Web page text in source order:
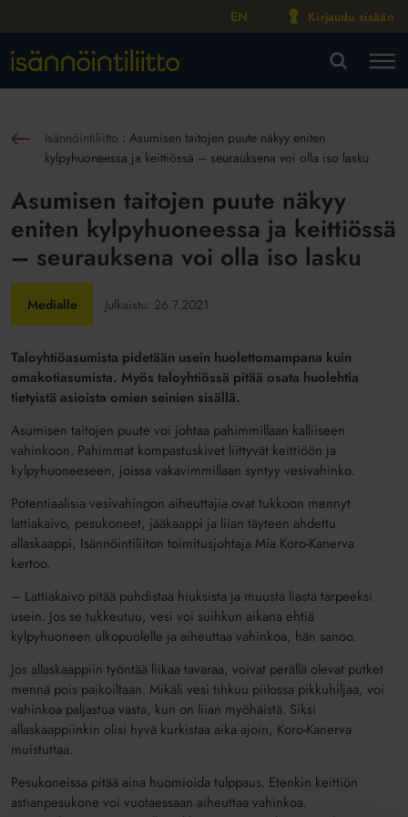
EN Kirjaudu sisään
Isännöintiliitto :Asumisen taitojen puute näkyy eniten
kylpyhuoneessa ja keittiössä – seurauksena voi olla iso lasku
Asumisen taitojen puute näkyy
eniten kylpyhuoneessa ja keittiössä
– seurauksena voi olla iso lasku
Medialle Julkaistu: 26.7.2021
Taloyhtiöasumista pidetään usein huolettomampana kuin
omakotiasumista. Myös taloyhtiössä pitää osata huolehtia
tietyistä asioista omien seinien sisällä.
Asumisen taitojen puute voi johtaa pahimmillaan kalliiseen
vahinkoon. Pahimmat kompastuskivet liittyvät keittiöön ja
kylpyhuoneeseen, joissa vakavimmillaan syntyy vesivahinko.
Potentiaalisia vesivahingon aiheuttajia ovat tukkoon mennyt
lattiakaivo, pesukoneet, jääkaappi ja liian täyteen ahdettu
allaskaappi, Isännöintiliiton toimitusjohtaja Mia Koro-Kanerva
kertoo.
– Lattiakaivo pitää puhdistaa hiuksista ja muusta liasta tarpeeksi
usein. Jos se tukkeutuu, vesi voi suihkun aikana ehtiä
kylpyhuoneen ulkopuolelle ja aiheuttaa vahinkoa, hän sanoo.
Jos allaskaappiin työntää liikaa tavaraa, voivat perällä olevat putket
mennä pois paikoiltaan. Mikäli vesi tihkuu piilossa pikkuhiljaa, voi
vahinkoa paljastua vasta, kun on liian myöhäistä. Siksi
allaskaappiinkin olisi hyvä kurkistaa aika ajoin, Koro-Kanerva
muistuttaa.
Pesukoneissa pitää aina huomioida tulppaus. Etenkin keittiön
astianpesukone voi vuotaessaan aiheuttaa vahinkoa.